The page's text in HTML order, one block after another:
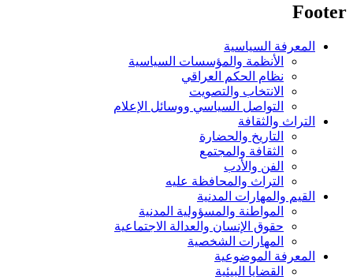
Footer
المعرفة السياسية
الأنظمة والمؤسسات السياسية
نظام الحكم العراقي
الانتخاب والتصويت
التواصل السياسي ووسائل الإعلام
التراث والثقافة
التاريخ والحضارة
الثقافة والمجتمع
الفن والأدب
التراث والمحافظة عليه
القيم والمهارات المدنية
المواطنة والمسؤولية المدنية
حقوق الإنسان والعدالة الاجتماعية
المهارات الشخصية
المعرفة الموضوعية
القضايا البيئية